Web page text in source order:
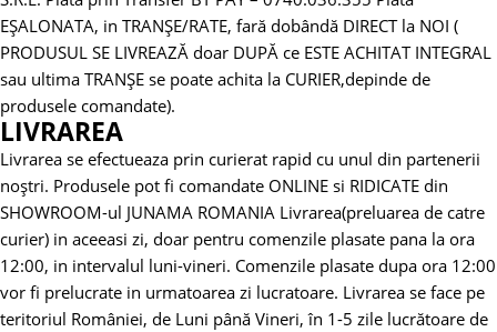
EȘALONATA, in TRANȘE/RATE, fară dobândă DIRECT la NOI (
PRODUSUL SE LIVREAZĂ doar DUPĂ ce ESTE ACHITAT INTEGRAL
sau ultima TRANȘE se poate achita la CURIER,depinde de
produsele comandate).
LIVRAREA
Livrarea se efectueaza prin curierat rapid cu unul din partenerii
noștri. Produsele pot fi comandate ONLINE si RIDICATE din
SHOWROOM-ul JUNAMA ROMANIA Livrarea(preluarea de catre
curier) in aceeasi zi, doar pentru comenzile plasate pana la ora
12:00, in intervalul luni-vineri. Comenzile plasate dupa ora 12:00
vor fi prelucrate in urmatoarea zi lucratoare. Livrarea se face pe
teritoriul României, de Luni până Vineri, în 1-5 zile lucrătoare de